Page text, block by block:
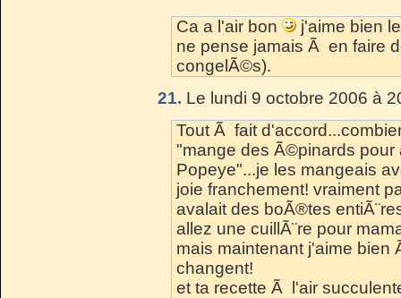
Ca a l'air bon
j'aime bien
ne pense jamais Ã en faire
congelÃ©s).
21. Le lundi 9 octobre 2006 à
Tout Ã fait
"mange des Ã©pinards pour
Popeye"...je les mangeais
joie franchement! vraiment
avalait des boÃ®tes
allez une cuillÃ¨re pour
mais maintenant j'aime bien
changent!
et ta recette Ã l'air